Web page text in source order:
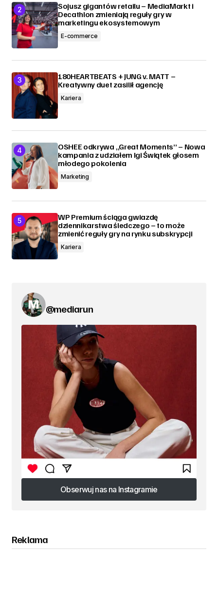
Sojusz gigantów retailu – MediaMarkt i
Decathlon zmieniają reguły gry w
marketingu ekosystemowym
E-commerce
180HEARTBEATS + JUNG v. MATT –
Kreatywny duet zasilił agencję
Kariera
OSHEE odkrywa „Great Moments” – Nowa
kampania z udziałem Igi Świątek głosem
młodego pokolenia
Marketing
WP Premium ściąga gwiazdę
dziennikarstwa śledczego – to może
zmienić reguły gry na rynku subskrypcji
Kariera
@mediarun
Obserwuj nas na Instagramie
Obserwuj nas na Instagramie
Reklama